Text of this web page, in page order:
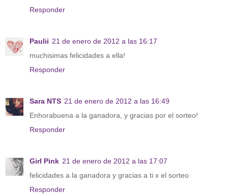
Responder
Paulii 21 de enero de 2012 a las 16:17
muchisimas felicidades a ella!
Responder
Sara NTS 21 de enero de 2012 a las 16:49
Enhorabuena a la ganadora, y gracias por el sorteo!
Responder
Girl Pink 21 de enero de 2012 a las 17:07
felicidades a la ganadora y gracias a ti x el sorteo
Responder